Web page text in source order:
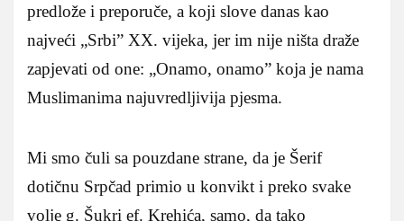
predlože i preporuče, a koji slove danas kao
najveći „Srbi” XX. vijeka, jer im nije ništa draže
zapjevati od one: „Onamo, onamo” koja je nama
Muslimanima najuvredljivija pjesma.
Mi smo čuli sa pouzdane strane, da je Šerif
dotičnu Srpčad primio u konvikt i preko svake
volje g. Šukri ef. Krehića, samo, da tako